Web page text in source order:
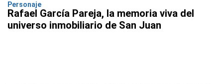
Personaje
Rafael García Pareja, la memoria viva del
universo inmobiliario de San Juan